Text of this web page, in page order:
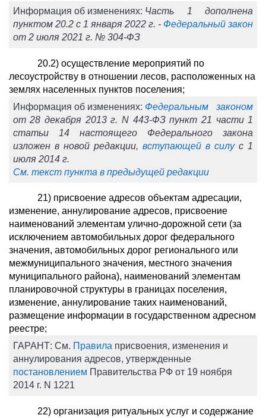
Информация об изменениях: Часть 1 дополнена
пунктом 20.2 с 1 января 2022 г. - Федеральный закон
от 2 июля 2021 г. № 304-ФЗ
20.2) осуществление мероприятий по
лесоустройству в отношении лесов, расположенных на
землях населенных пунктов поселения;
Информация об изменениях: Федеральным законом
от 28 декабря 2013 г. N 443-ФЗ пункт 21 части 1
статьи 14 настоящего Федерального закона
изложен в новой редакции, вступающей в силус 1
июля 2014 г.
См. текст пункта в предыдущей редакции
21) присвоение адресов объектам адресации,
изменение, аннулирование адресов, присвоение
наименований элементам улично-дорожной сети (за
исключением автомобильных дорог федерального
значения, автомобильных дорог регионального или
межмуниципального значения, местного значения
муниципального района), наименований элементам
планировочной структуры в границах поселения,
изменение, аннулирование таких наименований,
размещение информации в государственном адресном
реестре;
ГАРАНТ: См. Правила присвоения, изменения и
аннулирования адресов, утвержденные
постановлением Правительства РФ от 19 ноября
2014 г. N 1221
22) организация ритуальных услуг и содержание